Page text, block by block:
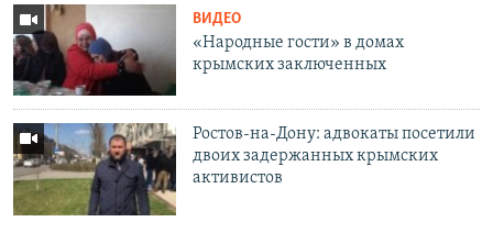
ВИДЕО
«Народные гости» в домах
крымских заключенных
Ростов-на-Дону: адвокаты посетили
двоих задержанных крымских
активистов